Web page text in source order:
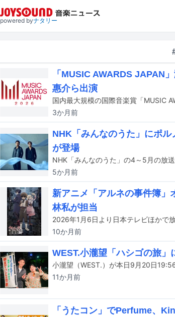
powered byナタリー
「MUSIC AWARDS JAPAN
惠介ら出演
3か月前
NHK「みんなのうた」にポ
が登場
5か月前
新アニメ「アルネの事件簿」
林私が担当
10か月前
WEST.小瀧望「ハシゴの旅
11か月前
「うたコン」でPerfume、